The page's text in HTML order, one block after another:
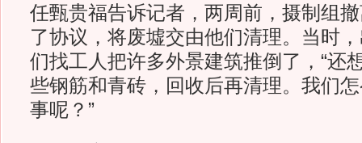
任甄贵福告诉记者，两周前，摄制组
了协议，将废墟交由他们清理。当时
们找工人把许多外景建筑推倒了，“还
些钢筋和青砖，回收后再清理。我们
事呢？”